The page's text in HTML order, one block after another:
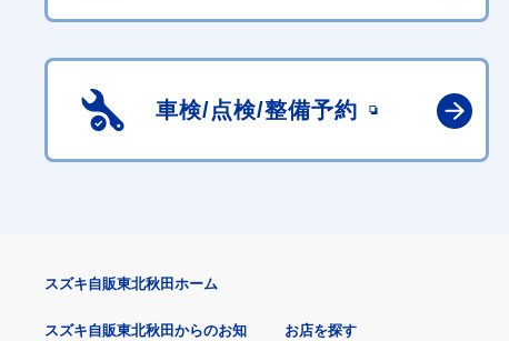
車検/点検/整備予約
スズキ自販東北秋田ホーム
スズキ自販東北秋田からのお知 お店を探す